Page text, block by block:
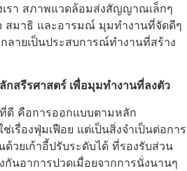
เรา สภาพแวดล้อมส่งสัญญาณเล็กๆ
สมาธิ และอารมณ์ มุมทำงานที่จัดดีๆ
ลายเป็นประสบการณ์ทำงานที่สร้าง
สรีรศาสตร์ เพื่อมุมทำงานที่ลงตัว
ดี คือการออกแบบตามหลัก
เรื่องฟุ่มเฟือย แต่เป็นสิ่งจำเป็นต่อการ
ด้วยเก้าอี้ปรับระดับได้ ที่รองรับส่วน
นอาการปวดเมื่อยจากการนั่งนานๆ